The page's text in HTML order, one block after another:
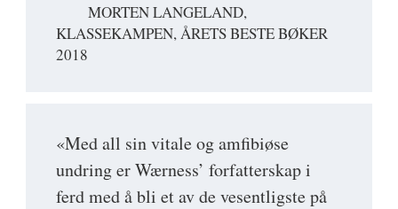
MORTEN LANGELAND,
KLASSEKAMPEN, ÅRETS BESTE BØKER
2018
«Med all sin vitale og amfibiøse
undring er Wærness’ forfatterskap i
ferd med å bli et av de vesentligste på